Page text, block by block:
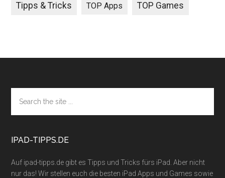
Tipps & Tricks TOP Apps TOP Games
Footer
the
site
IPAD-TIPPS.DE
Auf ipad-tipps.de gibt es Tipps und Tricks fürs iPad. Aber nicht
nur das! Wir stellen euch die besten iPad Apps und Games sowie